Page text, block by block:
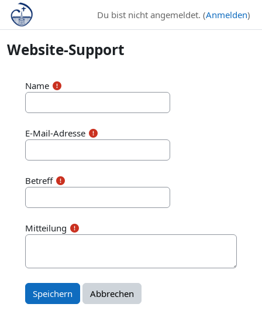
Zum Hauptinhalt
Du bist nicht angemeldet. (Anmelden)
Website-Support
Name
E-Mail-Adresse
Betreff
Mitteilung